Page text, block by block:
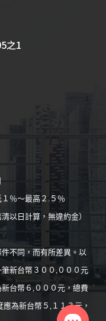
之1
％～最高２.５％
以日計算，無違約金）
不同，而有所差異。以
新台幣３００,０００元
台幣６,０００元，總費
為新台幣５,１１３元，